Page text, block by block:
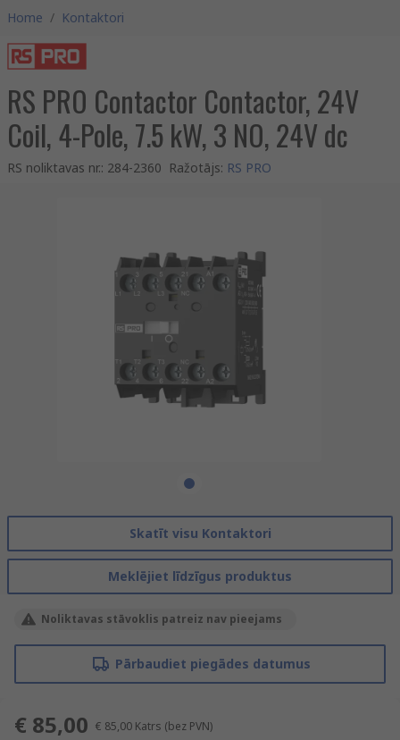
Home / Kontaktori
RS PRO Contactor Contactor, 24V
Coil, 4-Pole, 7.5 kW, 3 NO, 24V dc
RS noliktavas nr.: 284-2360 Ražotājs: RS PRO
Skatīt visu Kontaktori
Meklējiet līdzīgus produktus
Noliktavas stāvoklis patreiz nav pieejams
Pārbaudiet piegādes datumus
€ 85,00 € 85,00 Katrs (bez PVN)